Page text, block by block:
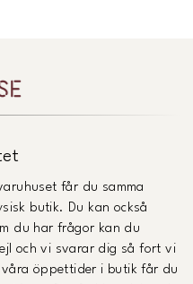
får du samma
butik. Du kan också
du har frågor kan du
och vi svarar dig så fort vi
öppettider i butik får du